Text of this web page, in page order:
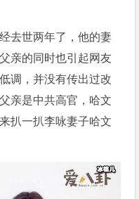
去世两年了，他的妻
亲的同时也引起网友
调，并没有传出过改
亲是中共高官，哈文
扒一扒李咏妻子哈文